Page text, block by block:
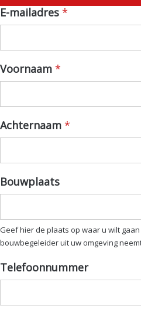
Wilt
u
een
van
onze
met
u
E-mailadres *
Voornaam *
Achternaam *
Bouwplaats
Geef hier de plaats op waar u wilt
bouwbegeleider uit uw omgeving
Telefoonnummer